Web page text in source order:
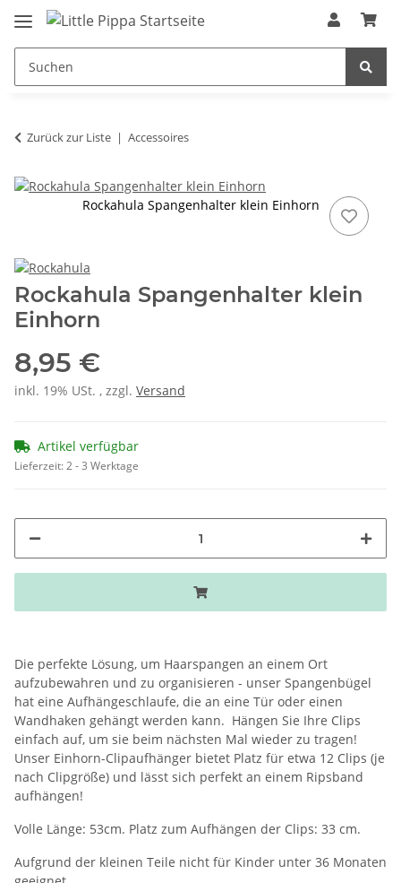
Zum Hauptinhalt springen
springen
Zurück zur Liste Accessoires
Rockahula Spangenhalter klein Einhorn
Rockahula Spangenhalter klein
Einhorn
8,95 €
inkl. 19% USt. , zzgl. Versand
Artikel verfügbar
Lieferzeit:2 - 3 Werktage
Die perfekte Lösung, um Haarspangen an einem Ort
aufzubewahren und zu organisieren - unser Spangenbügel
hat eine Aufhängeschlaufe, die an eine Tür oder einen
Wandhaken gehängt werden kann. Hängen Sie Ihre Clips
einfach auf, um sie beim nächsten Mal wieder zu tragen!
Unser Einhorn-Clipaufhänger bietet Platz für etwa 12 Clips (je
nach Clipgröße) und lässt sich perfekt an einem Ripsband
aufhängen!
Volle Länge: 53cm. Platz zum Aufhängen der Clips: 33 cm.
Aufgrund der kleinen Teile nicht für Kinder unter 36 Monaten